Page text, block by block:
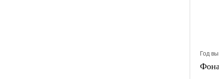
Год